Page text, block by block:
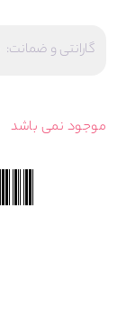
گارانتی و ضمانت:
موجود نمی باشد